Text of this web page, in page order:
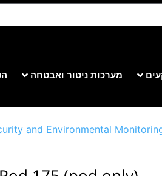
מערכות ניטור ואבטחה
and Environmental